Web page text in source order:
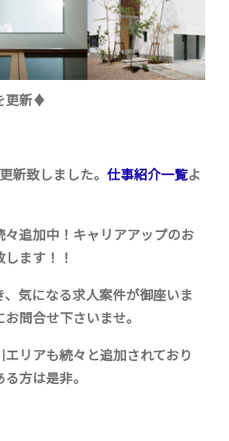
更新♦
新致しました。 仕事紹介一覧よ
追加中！キャリアアップのお
ます！！
気になる求人案件が御座いま
問合せ下さいませ。
リアも続々と追加されており
方は是非。